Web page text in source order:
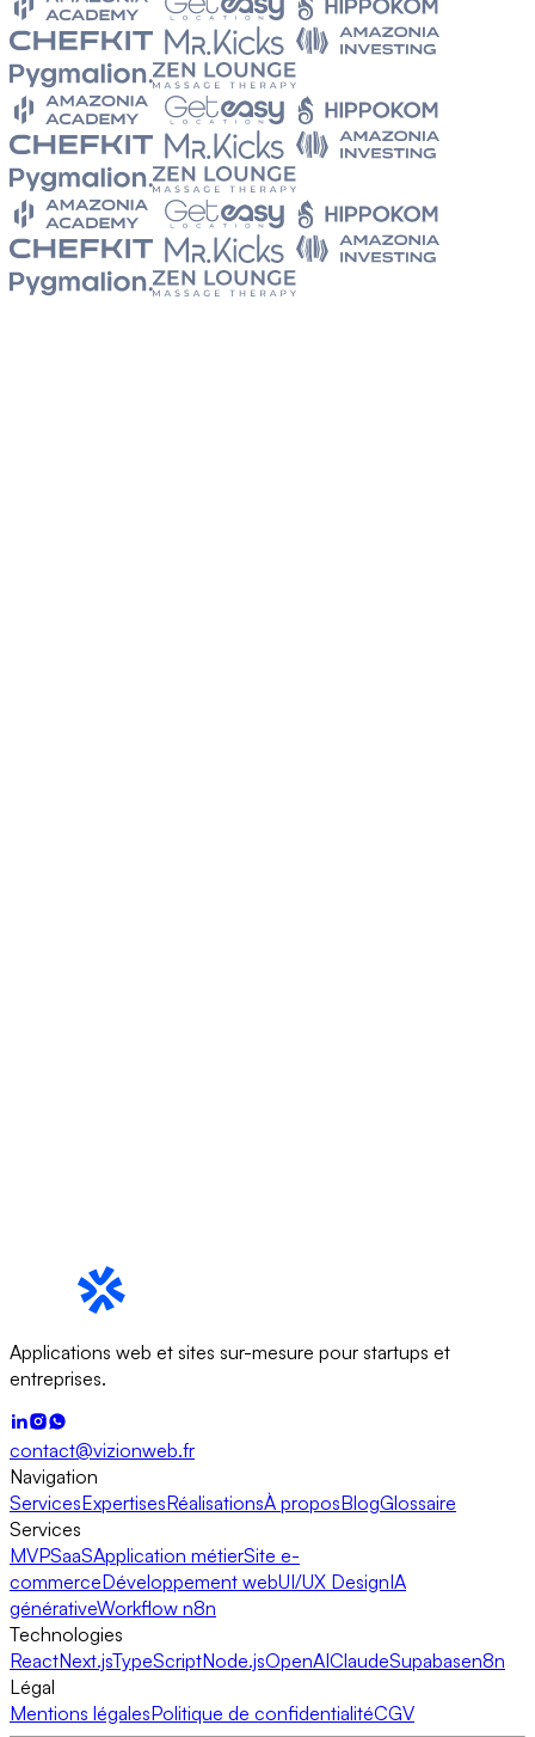
Applications web et sites sur-mesure pour startups et
entreprises.
contact@vizionweb.fr
Navigation
ServicesExpertisesRéalisationsÀ proposBlogGlossaire
Services
MVPSaaSApplication métierSite e-
commerceDéveloppement webUI/UX DesignIA
générativeWorkflow n8n
Technologies
ReactNext.jsTypeScriptNode.jsOpenAIClaudeSupabasen8n
Légal
Mentions légalesPolitique de confidentialitéCGV